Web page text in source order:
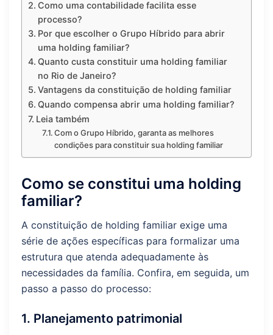
Como uma contabilidade facilita esse
processo?
Por que escolher o Grupo Híbrido para abrir
uma holding familiar?
Quanto custa constituir uma holding familiar
no Rio de Janeiro?
Vantagens da constituição de holding familiar
Quando compensa abrir uma holding familiar?
Leia também
Com o Grupo Híbrido, garanta as melhores
condições para constituir sua holding familiar
Como se constitui uma holding
familiar?
A constituição de holding familiar exige uma
série de ações específicas para formalizar uma
estrutura que atenda adequadamente às
necessidades da família. Confira, em seguida, um
passo a passo do processo:
1. Planejamento patrimonial